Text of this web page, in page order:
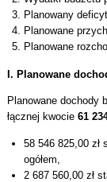
Planowany
Planowane
Planowane
I. Planowane
Planowane dochody
łącznej kwocie 61
58 546 825,00 zł
ogółem,
2 687 560,00 zł